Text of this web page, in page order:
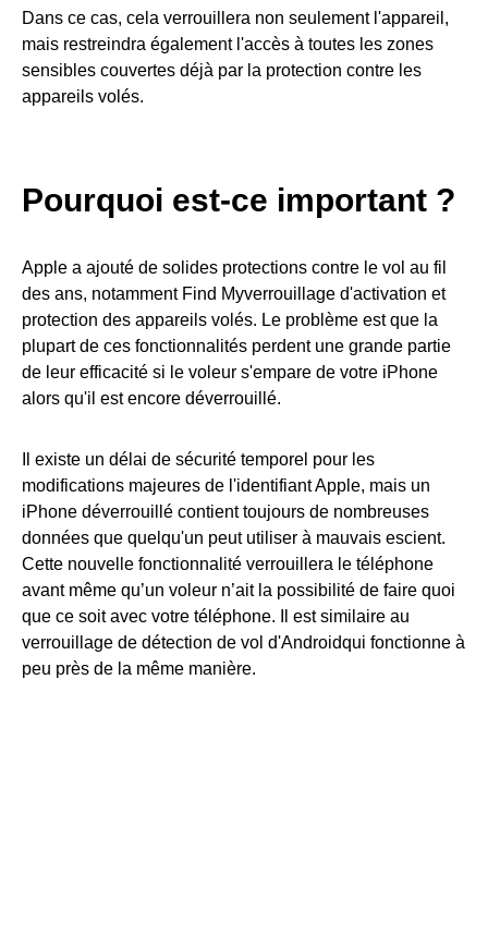
Dans ce cas, cela verrouillera non seulement l'appareil,
mais restreindra également l'accès à toutes les zones
sensibles couvertes déjà par la protection contre les
appareils volés.
Pourquoi est-ce important ?
Apple a ajouté de solides protections contre le vol au fil
des ans, notamment Find Myverrouillage d'activation et
protection des appareils volés. Le problème est que la
plupart de ces fonctionnalités perdent une grande partie
de leur efficacité si le voleur s'empare de votre iPhone
alors qu'il est encore déverrouillé.
Il existe un délai de sécurité temporel pour les
modifications majeures de l'identifiant Apple, mais un
iPhone déverrouillé contient toujours de nombreuses
données que quelqu'un peut utiliser à mauvais escient.
Cette nouvelle fonctionnalité verrouillera le téléphone
avant même qu’un voleur n’ait la possibilité de faire quoi
que ce soit avec votre téléphone. Il est similaire au
verrouillage de détection de vol d'Androidqui fonctionne à
peu près de la même manière.